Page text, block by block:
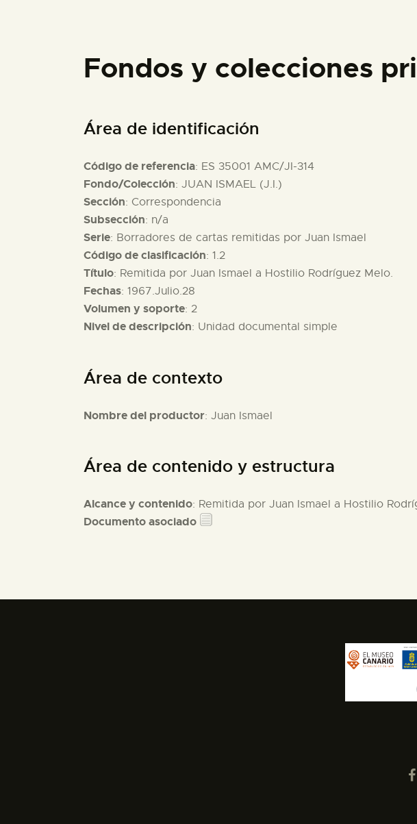
Fondos y colecciones
Área de identificación
Código de referencia: ES 35001 AMC/JI-314
Fondo/Colección: JUAN ISMAEL (J.I.)
Sección: Correspondencia
Subsección: n/a
Serie: Borradores de cartas remitidas por Juan Ismael
Código de clasificación: 1.2
Título: Remitida por Juan Ismael a Hostilio Rodríguez Melo.
Fechas: 1967.Julio.28
Volumen y soporte: 2
Nivel de descripción: Unidad documental simple
Área de contexto
Nombre del productor: Juan Ismael
Área de contenido y estructura
Alcance y contenido: Remitida por Juan Ismael a Hostilio
Documento asociado